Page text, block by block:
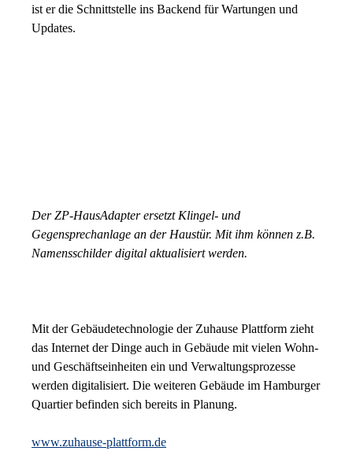
ist er die Schnittstelle ins Backend für Wartungen und
Updates.
Der ZP-HausAdapter ersetzt Klingel- und
Gegensprechanlage an der Haustür. Mit ihm können z.B.
Namensschilder digital aktualisiert werden.
Mit der Gebäudetechnologie der Zuhause Plattform zieht
das Internet der Dinge auch in Gebäude mit vielen Wohn-
und Geschäftseinheiten ein und Verwaltungsprozesse
werden digitalisiert. Die weiteren Gebäude im Hamburger
Quartier befinden sich bereits in Planung.
www.zuhause-plattform.de